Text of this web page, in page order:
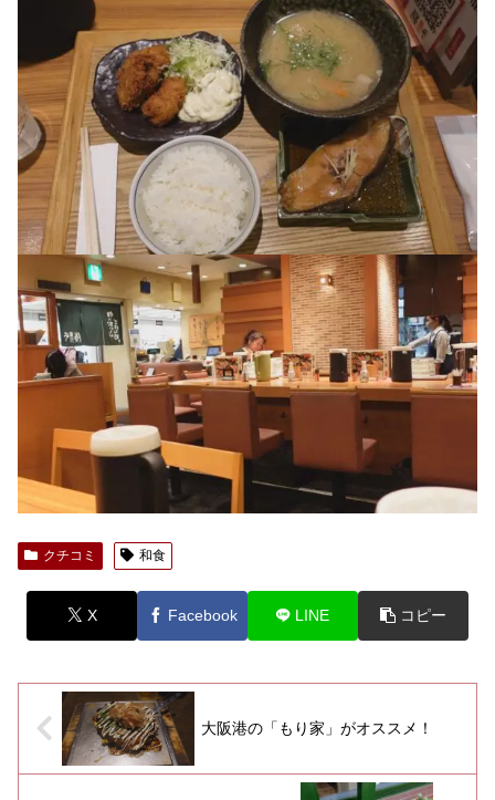
クチコミ 和食
X Facebook LINE コピー
大阪港の「もり家」がオススメ！